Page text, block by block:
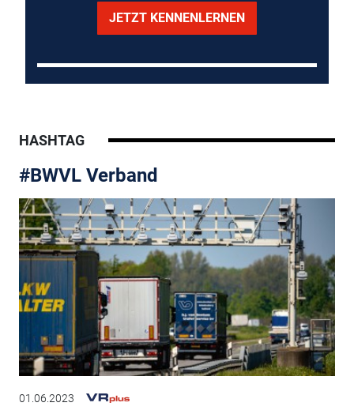
JETZT KENNENLERNEN
HASHTAG
#BWVL Verband
01.06.2023